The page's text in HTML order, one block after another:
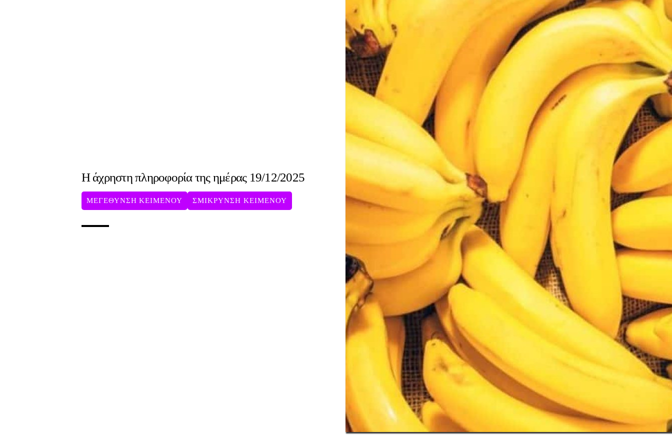
Η άχρηστη πληροφορία της ημέρας 19/12/2025
ΜΕΓΕΘΥΝΣΗ ΚΕΙΜΕΝΟΥ ΣΜΙΚΡΥΝΣΗ ΚΕΙΜΕΝΟΥ